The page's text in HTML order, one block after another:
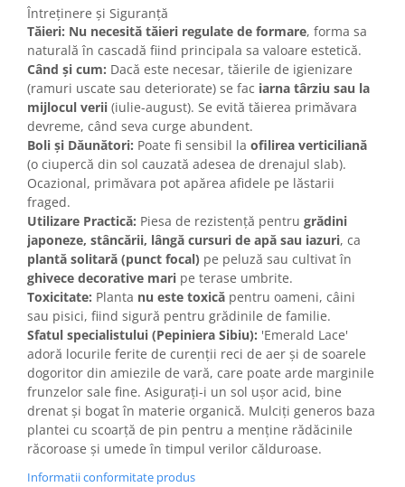
Întreținere și Siguranță
Tăieri: Nu necesită tăieri regulate de formare, forma sa
naturală în cascadă fiind principala sa valoare estetică.
Când și cum: Dacă este necesar, tăierile de igienizare
(ramuri uscate sau deteriorate) se fac iarna târziu sau la
mijlocul verii (iulie-august). Se evită tăierea primăvara
devreme, când seva curge abundent.
Boli și Dăunători: Poate fi sensibil la ofilirea verticiliană
(o ciupercă din sol cauzată adesea de drenajul slab).
Ocazional, primăvara pot apărea afidele pe lăstarii
fraged.
Utilizare Practică: Piesa de rezistență pentru grădini
japoneze, stâncării, lângă cursuri de apă sau iazuri, ca
plantă solitară (punct focal) pe peluză sau cultivat în
ghivece decorative mari pe terase umbrite.
Toxicitate: Planta nu este toxică pentru oameni, câini
sau pisici, fiind sigură pentru grădinile de familie.
Sfatul specialistului (Pepiniera Sibiu): 'Emerald Lace'
adoră locurile ferite de curenții reci de aer și de soarele
dogoritor din amiezile de vară, care poate arde marginile
frunzelor sale fine. Asigurați-i un sol ușor acid, bine
drenat și bogat în materie organică. Mulciți generos baza
plantei cu scoarță de pin pentru a menține rădăcinile
răcoroase și umede în timpul verilor călduroase.
Informatii conformitate produs